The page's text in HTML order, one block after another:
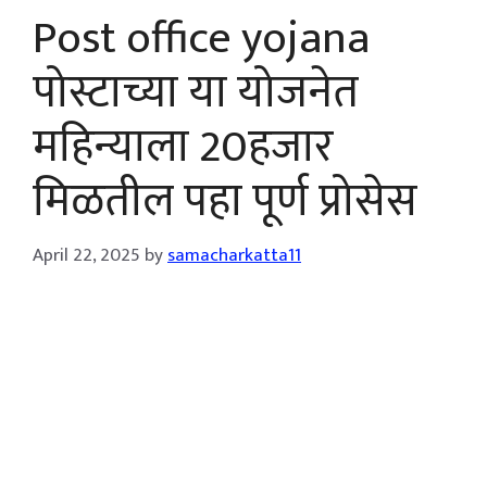
Post office yojana
पोस्टाच्या या योजनेत
महिन्याला 20हजार
मिळतील पहा पूर्ण प्रोसेस
April 22, 2025 bysamacharkatta11